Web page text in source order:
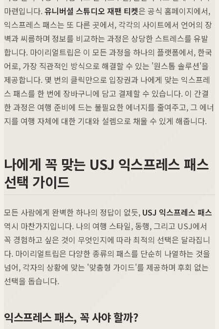
마련입니다.유니버셜 스튜디오 재팬 티켓은 공식 홈페이지에서,
익스프레스 패스는 또 다른 곳에서, 각각의 사이트에서 언어의 장
벽과 씨름하며 정보를 비교하는 과정은 상당한 스트레스를 유발
합니다. 마이리얼트립은 이 모든 과정을 하나의 플랫폼에서, 한국
어로, 가장 직관적인 방식으로 해결할 수 있는 '원스톱 솔루션'을
제공합니다. 몇 번의 클릭만으로 입장권과 나에게 맞는 익스프레
스 패스를 한 번에 장바구니에 담고 결제할 수 있습니다. 이 간결
한 과정은 여행 준비에 드는 불필요한 에너지를 줄여주고, 그 에너
지를 여행 자체에 대한 기대와 설렘으로 채울 수 있게 해줍니다.
나에게 꼭 맞는 USJ 익스프레스 패스
선택 가이드
모든 사람에게 완벽한 하나의 정답이 없듯, USJ 익스프레스 패스
역시 마찬가지입니다. 나의 여행 스타일, 동행, 그리고 USJ에서
꼭 경험하고 싶은 것이 무엇인지에 따라 최적의 선택은 달라집니
다. 마이리얼트립은 다양한 종류의 패스를 단순히 나열하는 것을
넘어, 각자의 상황에 맞는 '맞춤형 가이드'를 제공하며 후회 없는
선택을 돕습니다.
익스프레스 패스, 꼭 사야 할까?